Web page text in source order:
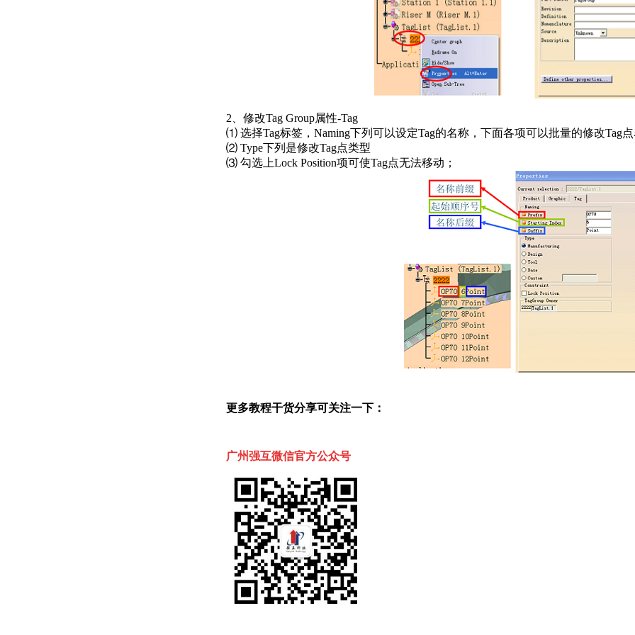
2、修改Tag Group属性-Tag
⑴ 选择Tag标签，Naming下列可以设定Tag的名称，下面各项可以批量的修改Tag
⑵ Type下列是修改Tag点类型
⑶ 勾选上Lock Position项可使Tag点无法移动；
更多教程干货分享可关注一下：
广州强互微信官方公众号